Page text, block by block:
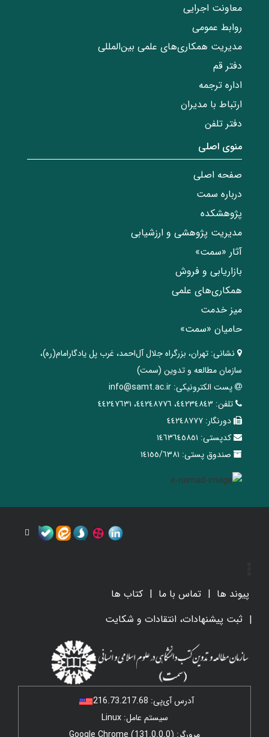
معاونت اجرایی
روابط عمومی
مدیریت همکاری‌های علمی بین‌المللی
دفتر قم
اداره ترجمه
ارتباط با مدیران
دفتر تلفن
منوی اصلی
صفحه اصلی
درباره سمت
پژوهشکده
مدیریت پژوهشی و ارزشیابی
آثار «سمت»
بازاریابی و فروش
همکاری‌های علمی
میز خدمت
حامیان «سمت»
نشانی: تهران، ‌بزرگراه ‌جلال آل‌احمد، غرب پل يادگار‌امام(ره)‌،
سازمان مطالعه و تدوین‌ (سمت)
پست الکترونیکی: info@samt.ac.ir
تلفن: ٤٤٢٣٤٨٤٣، ٤٤٢٤٨٧٧٦، ٤٤٢٤٧٦٣١
دورنگار: ٤٤٢٤٨٧٧٧
کدپستی: ١٤٦٣٦٤٥٨٥١
صندوق پستی: ١٤١٥٥/٦٣٨١
پیوند ها تماس با ما
کتاب ها
ثبت پیشنهادات، انتقادات و شکایت
آدرس آی‌پی: 216.73.217.68
سیستم عامل: Linux